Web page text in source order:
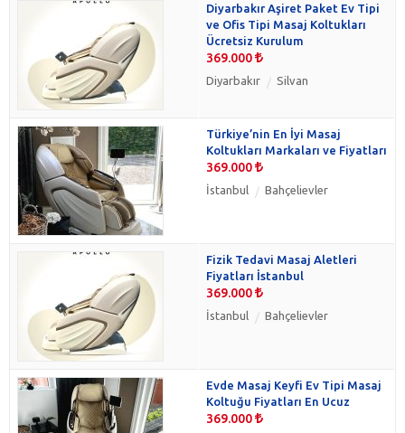
Diyarbakır Aşiret Paket Ev Tipi
ve Ofis Tipi Masaj Koltukları
Ücretsiz Kurulum
369.000
Diyarbakır Silvan
Türkiye’nin En İyi Masaj
Koltukları Markaları ve Fiyatları
369.000
İstanbul Bahçelievler
Fizik Tedavi Masaj Aletleri
Fiyatları İstanbul
369.000
İstanbul Bahçelievler
Evde Masaj Keyfi Ev Tipi Masaj
Koltuğu Fiyatları En Ucuz
369.000